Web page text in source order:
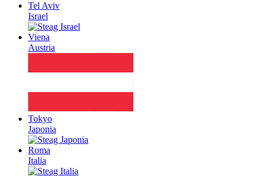
Tel Aviv
Israel
Viena
Austria
Tokyo
Japonia
Roma
Italia